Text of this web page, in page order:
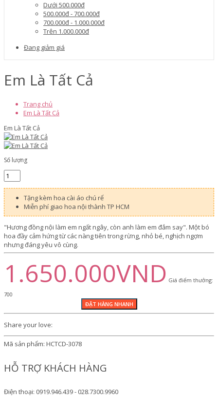
Dưới 500.000đ
500.000đ - 700.000đ
700.000đ - 1.000.000đ
Trên 1.000.000đ
Đang giảm giá
Em Là Tất Cả
Trang chủ
Em Là Tất Cả
Em Là Tất Cả
Số lượng
Tặng kèm hoa cài áo chú rể
Miễn phí giao hoa nội thành TP HCM
"Hương đồng nội làm em ngất ngây, còn anh làm em đắm say". Một bó
hoa đầy cảm hứng từ các nàng tiên trong rừng, nhỏ bé, nghịch ngợm
nhưng đáng yêu vô cùng.
1.650.000VND Giá điểm thưởng:
700
Share your love:
Mã sản phẩm: HCTCD-3078
HỖ TRỢ KHÁCH HÀNG
Điện thoại: 0919.946.439 - 028.7300.9960